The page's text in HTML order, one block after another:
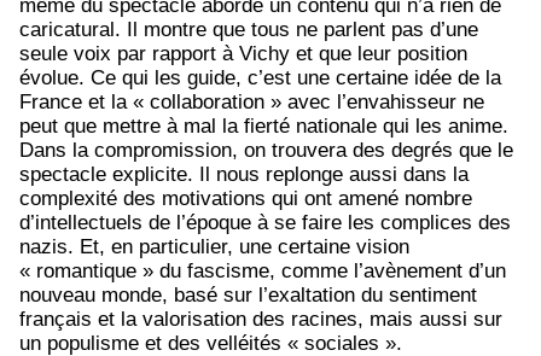
même du spectacle aborde un contenu qui n’a rien de
caricatural. Il montre que tous ne parlent pas d’une
seule voix par rapport à Vichy et que leur position
évolue. Ce qui les guide, c’est une certaine idée de la
France et la « collaboration » avec l’envahisseur ne
peut que mettre à mal la fierté nationale qui les anime.
Dans la compromission, on trouvera des degrés que le
spectacle explicite. Il nous replonge aussi dans la
complexité des motivations qui ont amené nombre
d’intellectuels de l’époque à se faire les complices des
nazis. Et, en particulier, une certaine vision
« romantique » du fascisme, comme l’avènement d’un
nouveau monde, basé sur l’exaltation du sentiment
français et la valorisation des racines, mais aussi sur
un populisme et des velléités « sociales ».